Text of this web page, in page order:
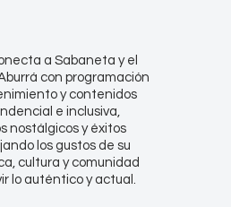
a Sabaneta y el
con programación
y contenidos
e inclusiva,
nostálgicos y éxitos
los gustos de su
cultura y comunidad
lo auténtico y actual.